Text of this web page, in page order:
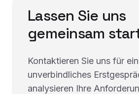
Lassen Sie uns
gemeinsam
Kontaktieren Sie uns für ein
unverbindliches
analysieren Ihre